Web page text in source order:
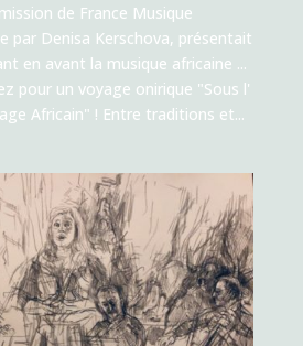
de France Musique
par Denisa Kerschova, présentait
en avant la musique africaine ...
pour un voyage onirique "Sous l'
Africain" ! Entre traditions et...